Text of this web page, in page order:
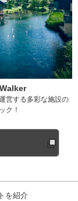
営する多彩な施設の
ク！
を紹介